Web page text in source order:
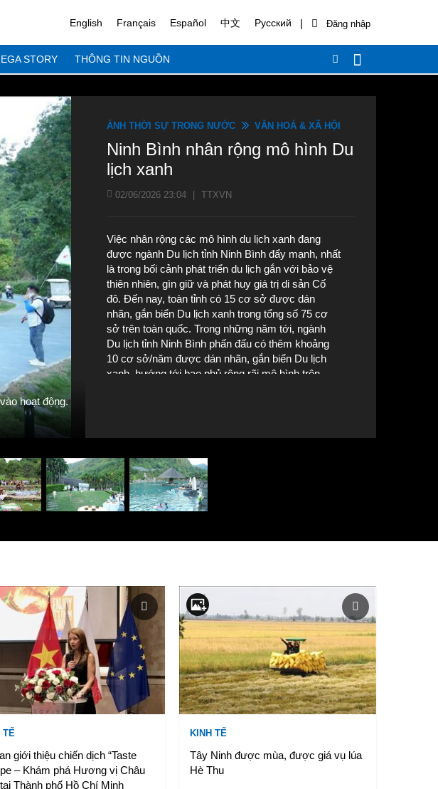
English Français Español 中文 Русский |
STORY THÔNG TIN NGUỒN
hoạt động.
ẢNH THỜI SỰ TRONG NƯỚC VĂN HOÁ & XÃ HỘI
Ninh Bình nhân rộng mô hình Du
lịch xanh
02/06/2026 23:04 TTXVN
Việc nhân rộng các mô hình du lịch xanh đang
được ngành Du lịch tỉnh Ninh Bình đẩy mạnh, nhất
là trong bối cảnh phát triển du lịch gắn với bảo vệ
thiên nhiên, gìn giữ và phát huy giá trị di sản Cố
đô. Đến nay, toàn tỉnh có 15 cơ sở được dán
nhãn, gắn biển Du lịch xanh trong tổng số 75 cơ
sở trên toàn quốc. Trong những năm tới, ngành
Du lịch tỉnh Ninh Bình phấn đấu có thêm khoảng
10 cơ sở/năm được dán nhãn, gắn biển Du lịch
xanh, hướng tới bao phủ rộng rãi mô hình trên
TẾ
giới thiệu chiến dịch “Taste
– Khám phá Hương vị Châu
Thành phố Hồ Chí Minh
KINH TẾ
Tây Ninh được mùa, được giá vụ lúa
Hè Thu